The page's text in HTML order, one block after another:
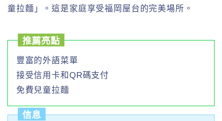
童拉麵」。這是家庭享受福岡屋台的完美場所。
推薦亮點
豐富的外語菜單
接受信用卡和QR碼支付
免費兒童拉麵
信息